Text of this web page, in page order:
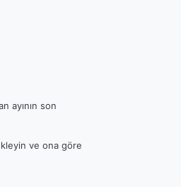
ayının son
ve ona göre